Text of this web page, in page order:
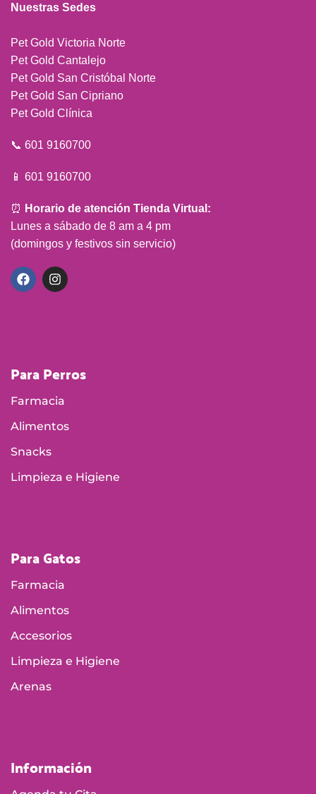
Nuestras Sedes
Pet Gold Victoria Norte
Pet Gold Cantalejo
Pet Gold San Cristóbal Norte
Pet Gold San Cipriano
Pet Gold Clínica
📞 601 9160700
📱 601 9160700
⏰ Horario de atención Tienda Virtual:
Lunes a sábado de 8 am a 4 pm
(domingos y festivos sin servicio)
Para Perros
Farmacia
Alimentos
Snacks
Limpieza e Higiene
Para Gatos
Farmacia
Alimentos
Accesorios
Limpieza e Higiene
Arenas
Información